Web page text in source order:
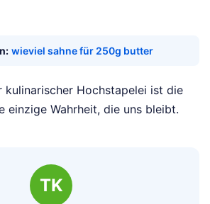
wieviel sahne für 250g butter
kulinarischer Hochstapelei ist die
einzige Wahrheit, die uns bleibt.
TK